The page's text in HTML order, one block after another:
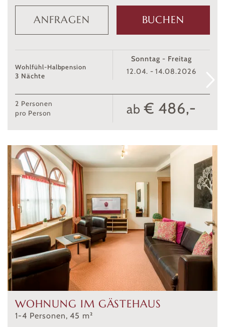
ANFRAGEN BUCHEN
Wohlfühl-Halbpension
3 Nächte
Sonntag - Freitag
12.04. - 14.08.2026
2 Personen
pro Person
ab € 486,-
WOHNUNG IM GÄSTEHAUS
1-4 Personen,45 m²